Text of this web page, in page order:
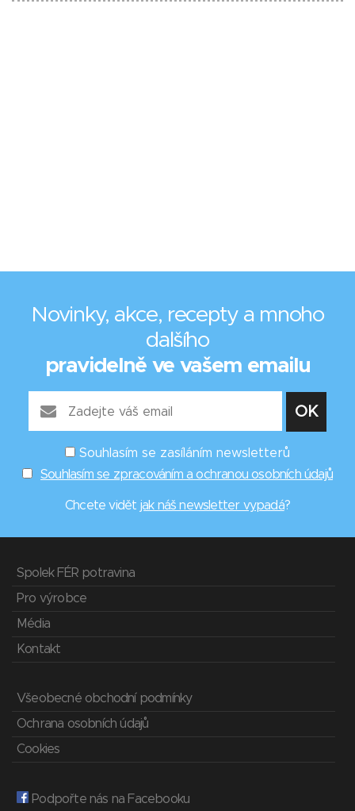
Novinky, akce, recepty a mnoho
dalšího
pravidelně ve vašem emailu
Souhlasím se zasíláním newsletterů
Souhlasím se zpracováním a ochranou osobních údajů
Chcete vidět jak náš newsletter vypadá?
Spolek FÉR potravina
Pro výrobce
Média
Kontakt
Všeobecné obchodní podmínky
Ochrana osobních údajů
Cookies
Podpořte nás na Facebooku